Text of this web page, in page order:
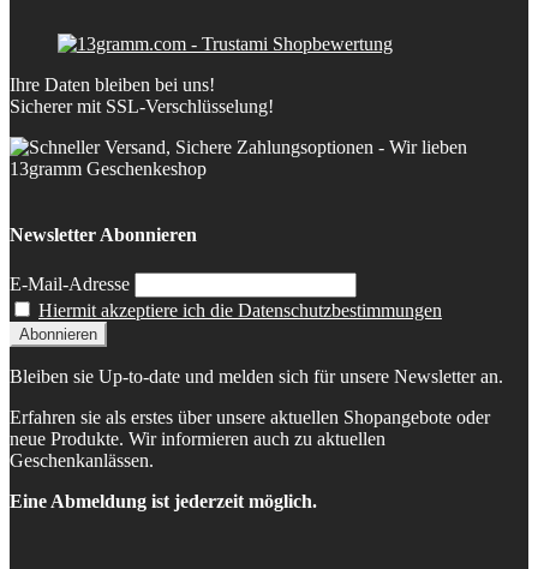
Ihre Daten bleiben bei uns!
Sicherer mit SSL-Verschlüsselung!
Newsletter Abonnieren
E-Mail-Adresse
Hiermit akzeptiere ich die Datenschutzbestimmungen
Bleiben sie Up-to-date und melden sich für unsere Newsletter an.
Erfahren sie als erstes über unsere aktuellen Shopangebote oder
neue Produkte. Wir informieren auch zu aktuellen
Geschenkanlässen.
Eine Abmeldung ist jederzeit möglich.